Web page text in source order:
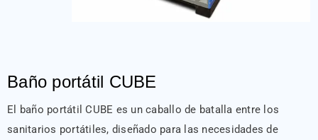
Baño portátil CUBE
El baño portátil CUBE es un caballo de batalla entre los
sanitarios portátiles, diseñado para las necesidades de